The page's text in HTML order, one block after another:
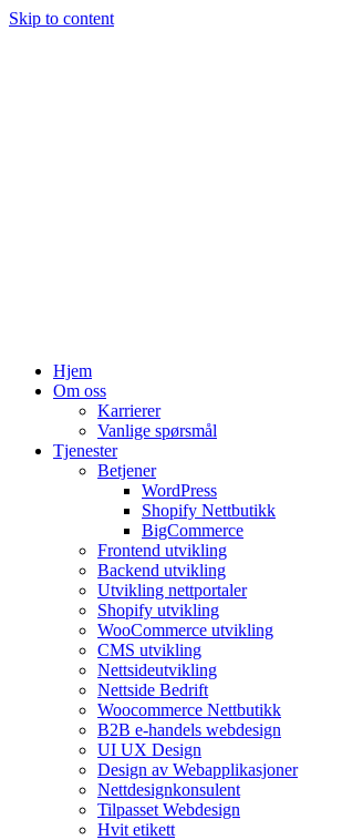
Skip to content
Hjem
Om oss
Karrierer
Vanlige spørsmål
Tjenester
Betjener
WordPress
Shopify Nettbutikk
BigCommerce
Frontend utvikling
Backend utvikling
Utvikling nettportaler
Shopify utvikling
WooCommerce utvikling
CMS utvikling
Nettsideutvikling
Nettside Bedrift
Woocommerce Nettbutikk
B2B e-handels webdesign
UI UX Design
Design av Webapplikasjoner
Nettdesignkonsulent
Tilpasset Webdesign
Hvit etikett